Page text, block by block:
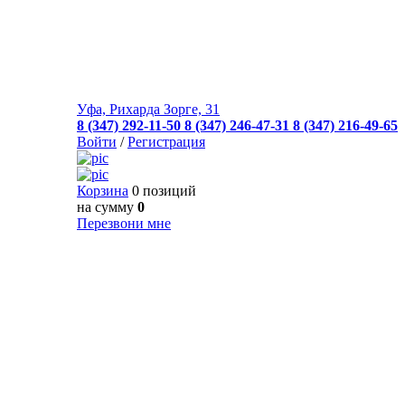
Уфа, Рихарда Зорге, 31
8 (347) 292-11-50 8 (347) 246-47-31 8 (347) 216-49-65
Войти /Регистрация
Корзина 0 позиций
на сумму 0
Перезвони мне